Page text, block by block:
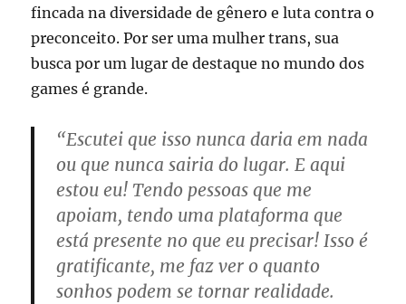
fincada na diversidade de gênero e luta contra o
preconceito. Por ser uma mulher trans, sua
busca por um lugar de destaque no mundo dos
games é grande.
“Escutei que isso nunca daria em nada
ou que nunca sairia do lugar. E aqui
estou eu! Tendo pessoas que me
apoiam, tendo uma plataforma que
está presente no que eu precisar! Isso é
gratificante, me faz ver o quanto
sonhos podem se tornar realidade.